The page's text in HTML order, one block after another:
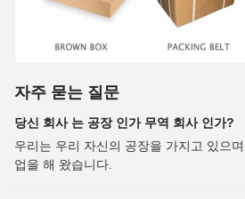
자주 묻는 질문
당신 회사 는 공장 인가 무역 회사 인가?
우리는 우리 자신의 공장을 가지고 있으
업을 해 왔습니다.